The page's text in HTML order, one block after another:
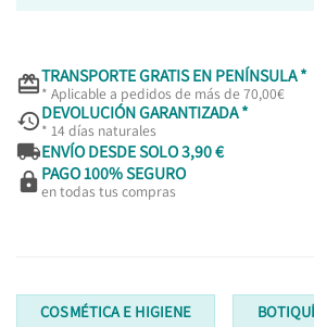
TRANSPORTE GRATIS EN PENÍNSULA *
* Aplicable a pedidos de más de 70,00€
DEVOLUCIÓN GARANTIZADA *
* 14 días naturales
ENVÍO DESDE SOLO 3,90 €
 PAGO 100% SEGURO
en todas tus compras
COSMÉTICA E HIGIENE